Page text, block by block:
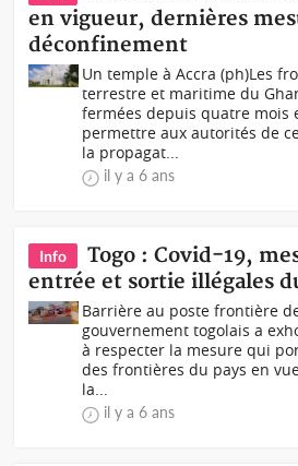
en vigueur, dernières
déconfinement
Un temple à Accra (ph) Les
terrestre et maritime du
fermées depuis quatre mois
permettre aux autorités de
la propagat...
il y a 6 ans
Info
Togo : Covid-19,
entrée et sortie illégales
Barrière au poste frontière
gouvernement togolais a
à respecter la mesure qui
des frontières du pays en
la...
il y a 6 ans